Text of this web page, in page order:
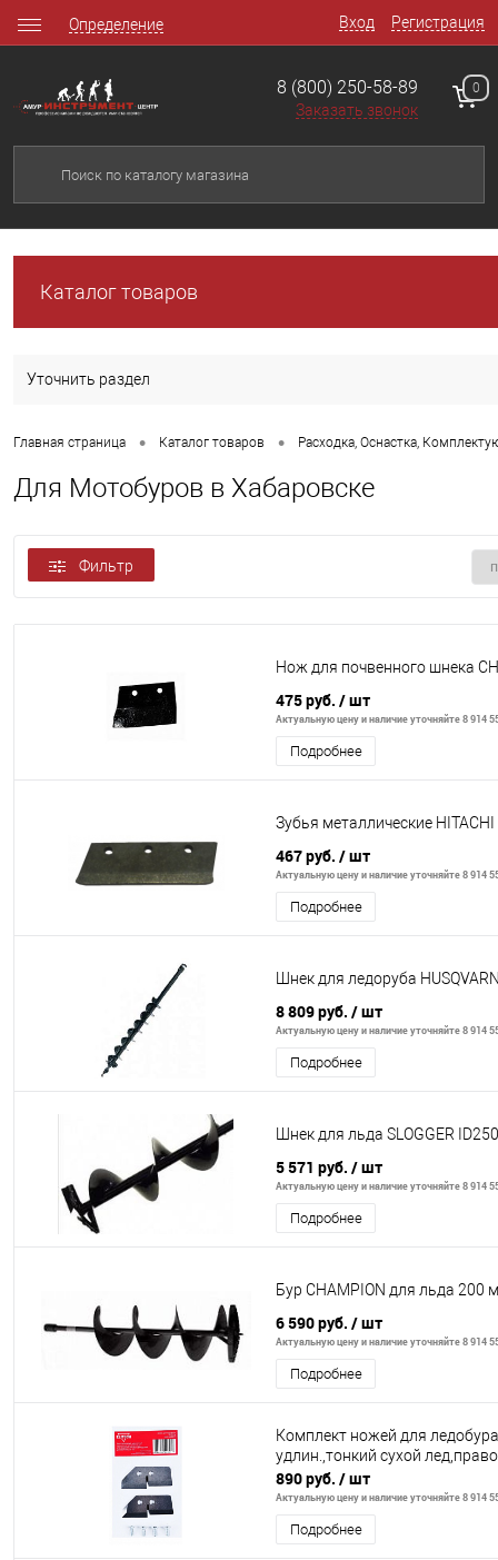
Вход Регистрация
Определение
8 (800) 250-58-89
Заказать звонок
0
Каталог товаров
Уточнить раздел
Главная страница • Каталог товаров • Расходка, Оснастка,
Для Мотобуров в Хабаровске
Фильтр
Нож для почвенного шнека
475 руб. / шт
Актуальную цену и наличие уточняйте 8 914
Подробнее
Зубья металлические
467 руб. / шт
Актуальную цену и наличие уточняйте 8 914
Подробнее
Шнек для ледоруба
8 809 руб. / шт
Актуальную цену и наличие уточняйте 8 914
Подробнее
Шнек для льда SLOGGER
5 571 руб. / шт
Актуальную цену и наличие уточняйте 8 914
Подробнее
Бур CHAMPION для льда 200
6 590 руб. / шт
Актуальную цену и наличие уточняйте 8 914
Подробнее
Комплект ножей для
удлин.,тонкий сухой
890 руб. / шт
Актуальную цену и наличие уточняйте 8 914
Подробнее